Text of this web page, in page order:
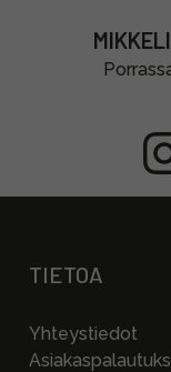
TIETOA
Yhteystiedot